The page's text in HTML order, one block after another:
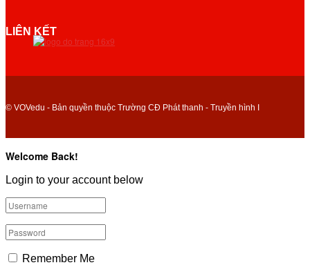
LIÊN KẾT
© VOVedu - Bản quyền thuộc Trường CĐ Phát thanh - Truyền hình I
Welcome Back!
Login to your account below
Remember Me